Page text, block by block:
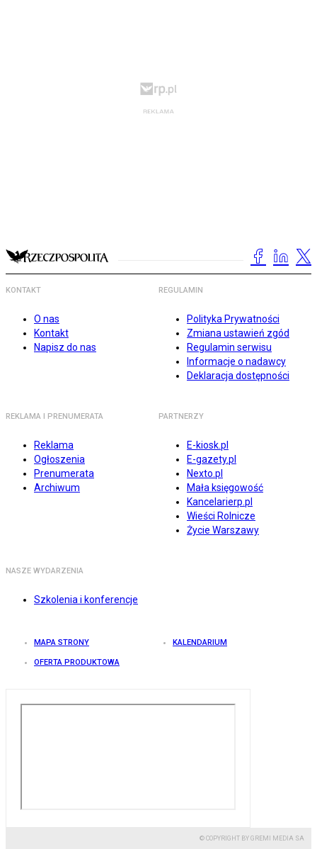
KONTAKT
O nas
Kontakt
Napisz do nas
REGULAMIN
Polityka Prywatności
Zmiana ustawień zgód
Regulamin serwisu
Informacje o nadawcy
Deklaracja dostępności
REKLAMA I PRENUMERATA
Reklama
Ogłoszenia
Prenumerata
Archiwum
PARTNERZY
E-kiosk.pl
E-gazety.pl
Nexto.pl
Mała księgowość
Kancelarierp.pl
Wieści Rolnicze
Życie Warszawy
NASZE WYDARZENIA
Szkolenia i konferencje
MAPA STRONY KALENDARIUM
OFERTA PRODUKTOWA
© COPYRIGHT BY GREMI MEDIA SA